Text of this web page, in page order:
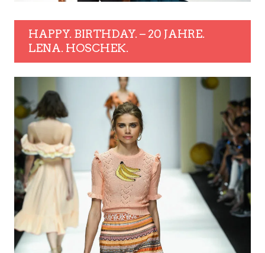
HAPPY. BIRTHDAY. – 20 JAHRE.
LENA. HOSCHEK.